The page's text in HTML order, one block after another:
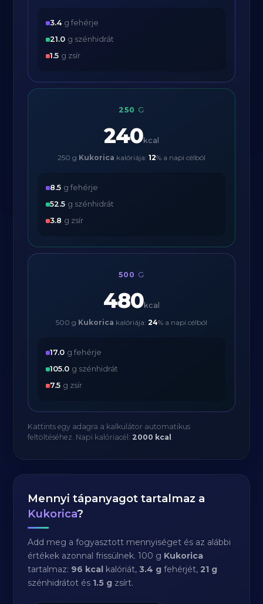
3.4 g fehérje
21.0 g szénhidrát
1.5 g zsír
250 G
240kcal
250 g Kukorica kalóriája: 12% a napi célból
8.5 g fehérje
52.5 g szénhidrát
3.8 g zsír
500 G
480kcal
500 g Kukorica kalóriája: 24% a napi célból
17.0 g fehérje
105.0 g szénhidrát
7.5 g zsír
Kattints egy adagra a kalkulátor automatikus
feltöltéséhez. Napi kalóriacél: 2000 kcal .
Mennyi tápanyagot tartalmaz a
Kukorica?
Add meg a fogyasztott mennyiséget és az alábbi
értékek azonnal frissülnek. 100 g Kukorica
tartalmaz: 96 kcal kalóriát,3.4 g fehérjét,21 g
szénhidrátot és 1.5 g zsírt.